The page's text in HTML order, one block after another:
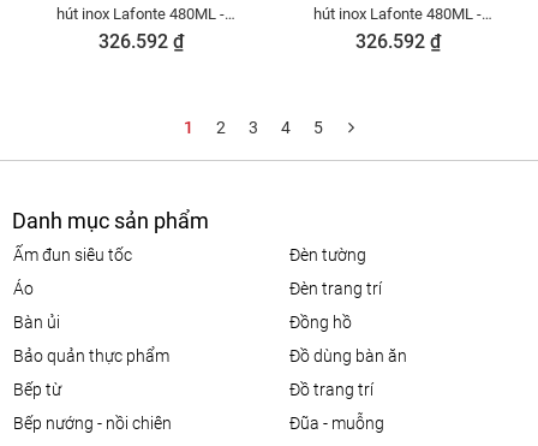
hút inox Lafonte 480ML -
012782
326.592 ₫
hút inox Lafonte 480ML -
012782-BRO
326.592 ₫
1 2 3 4 5
Danh mục sản phẩm
ấm đun siêu tốc
áo
bàn ủi
bảo quản thực phẩm
bếp từ
bếp nướng - nồi chiên
đèn tường
đèn trang trí
đồng hồ
đồ dùng bàn ăn
đồ trang trí
đũa - muỗng